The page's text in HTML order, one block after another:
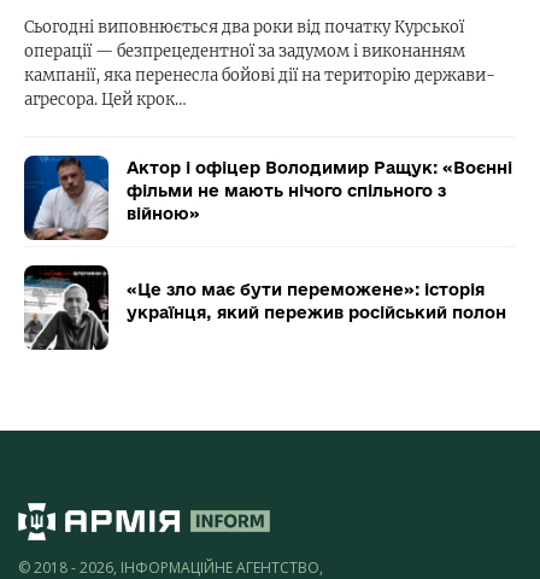
Сьогодні виповнюється два роки від початку Курської
операції — безпрецедентної за задумом і виконанням
кампанії, яка перенесла бойові дії на територію держави-
агресора. Цей крок…
Актор і офіцер Володимир Ращук: «Воєнні
фільми не мають нічого спільного з
війною»
«Це зло має бути переможене»: історія
українця, який пережив російський полон
© 2018 - 2026, ІНФОРМАЦІЙНЕ АГЕНТСТВО,